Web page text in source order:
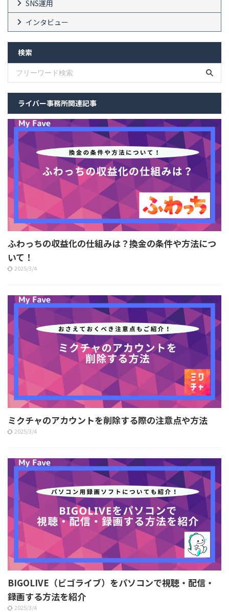
SNS運用
インタビュー
検索
ライバー事務所関連記事
ふわっちの収益化の仕組みは？換金の条件や方法につ
いて！
2025/3/4
ミクチャのアカウントを削除する際の注意点や方法
2025/3/4
BIGOLIVE（ビゴライブ）をパソコンで視聴・配信・
録画する方法を紹介
2025/3/4